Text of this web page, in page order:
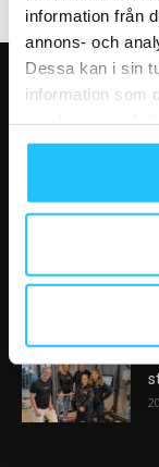
information från
annons- och
Dessa kan i sin
information som
VÅRA